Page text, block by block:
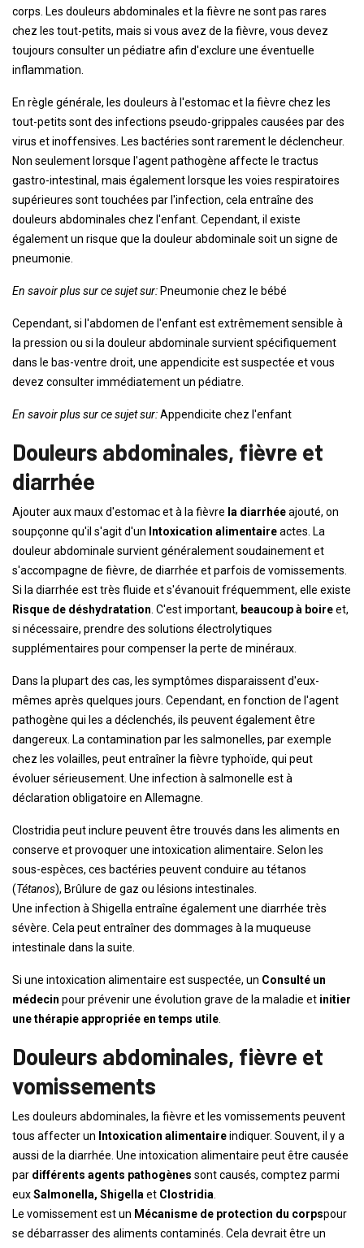
corps. Les douleurs abdominales et la fièvre ne sont pas rares
chez les tout-petits, mais si vous avez de la fièvre, vous devez
toujours consulter un pédiatre afin d'exclure une éventuelle
inflammation.
En règle générale, les douleurs à l'estomac et la fièvre chez les
tout-petits sont des infections pseudo-grippales causées par des
virus et inoffensives. Les bactéries sont rarement le déclencheur.
Non seulement lorsque l'agent pathogène affecte le tractus
gastro-intestinal, mais également lorsque les voies respiratoires
supérieures sont touchées par l'infection, cela entraîne des
douleurs abdominales chez l'enfant. Cependant, il existe
également un risque que la douleur abdominale soit un signe de
pneumonie.
En savoir plus sur ce sujet sur: Pneumonie chez le bébé
Cependant, si l'abdomen de l'enfant est extrêmement sensible à
la pression ou si la douleur abdominale survient spécifiquement
dans le bas-ventre droit, une appendicite est suspectée et vous
devez consulter immédiatement un pédiatre.
En savoir plus sur ce sujet sur:Appendicite chez l'enfant
Douleurs abdominales, fièvre et
diarrhée
Ajouter aux maux d'estomac et à la fièvre la diarrhéeajouté, on
soupçonne qu'il s'agit d'un Intoxication alimentaireactes. La
douleur abdominale survient généralement soudainement et
s'accompagne de fièvre, de diarrhée et parfois de vomissements.
Si la diarrhée est très fluide et s'évanouit fréquemment, elle existe
Risque de déshydratation . C'est important, beaucoup à boireet,
si nécessaire, prendre des solutions électrolytiques
supplémentaires pour compenser la perte de minéraux.
Dans la plupart des cas, les symptômes disparaissent d'eux-
mêmes après quelques jours. Cependant, en fonction de l'agent
pathogène qui les a déclenchés, ils peuvent également être
dangereux. La contamination par les salmonelles, par exemple
chez les volailles, peut entraîner la fièvre typhoïde, qui peut
évoluer sérieusement. Une infection à salmonelle est à
déclaration obligatoire en Allemagne.
Clostridia peut inclure peuvent être trouvés dans les aliments en
conserve et provoquer une intoxication alimentaire. Selon les
sous-espèces, ces bactéries peuvent conduire au tétanos
(Tétanos), Brûlure de gaz ou lésions intestinales.
Une infection à Shigella entraîne également une diarrhée très
sévère. Cela peut entraîner des dommages à la muqueuse
intestinale dans la suite.
Si une intoxication alimentaire est suspectée, un Consulté un
médecin pour prévenir une évolution grave de la maladie et initier
une thérapie appropriée en temps utile
Douleurs abdominales, fièvre et
vomissements
Les douleurs abdominales, la fièvre et les vomissements peuvent
tous affecter un Intoxication alimentaireindiquer. Souvent, il y a
aussi de la diarrhée. Une intoxication alimentaire peut être causée
par différents agents pathogènes sont causés, comptez parmi
euxSalmonella, Shigella et Clostridia
Le vomissement est un Mécanisme de protection du corpspour
se débarrasser des aliments contaminés. Cela devrait être un